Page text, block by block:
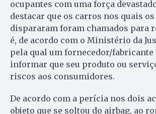
ocupantes com uma força
destacar que os carros nos quais
dispararam foram chamados para
é, de acordo com o Ministério da
pela qual um fornecedor/fabricante
informar que seu produto ou
riscos aos consumidores.
De acordo com a perícia nos dois
objeto que se soltou do airbag, ao